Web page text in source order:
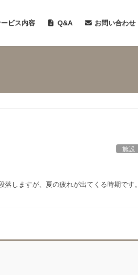
ビス内容 Q&A お問い合わせ
施設
しますが、夏の疲れが出てくる時期です。